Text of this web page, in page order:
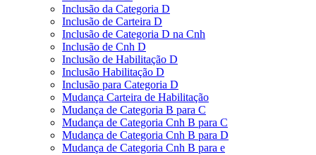
Inclusão da Categoria D
Inclusão de Carteira D
Inclusão de Categoria D na Cnh
Inclusão de Cnh D
Inclusão de Habilitação D
Inclusão Habilitação D
Inclusão para Categoria D
Mudança Carteira de Habilitação
Mudança de Categoria B para C
Mudança de Categoria Cnh B para C
Mudança de Categoria Cnh B para D
Mudança de Categoria Cnh B para e